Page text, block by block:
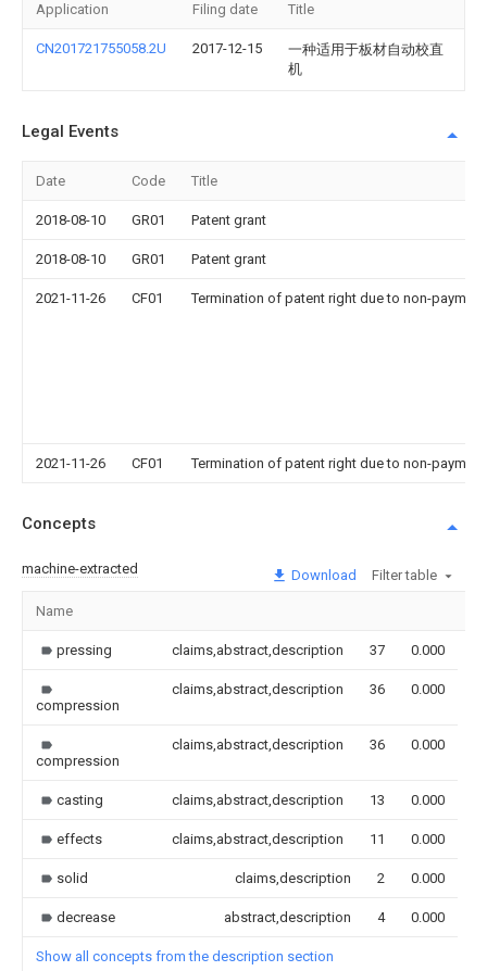
Application Filing date Title
CN201721755058.2U 2017-12-15
一种适用于板材自动校直
机
Legal Events
Date Code Title
2018-08-10 GR01 Patent grant
2018-08-10 GR01 Patent grant
2021-11-26 CF01 Termination of patent right due to non-
2021-11-26 CF01 Termination of patent right due to non-
Concepts
machine-extracted Download Filter table
Name
pressing claims,abstract,description 37 0.000
compression
claims,abstract,description 36 0.000
compression
claims,abstract,description 36 0.000
casting claims,abstract,description 13 0.000
effects claims,abstract,description 11 0.000
solid claims,description 2 0.000
decrease abstract,description 4 0.000
Show all concepts from the description section